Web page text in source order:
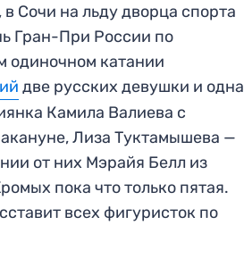
в Сочи на льду дворца спорта
Гран-При России по
одиночном катании
две русских девушки и одна
Камила Валиева с
Лиза Туктамышева —
от них Мэрайя Белл из
пока что только пятая.
всех фигуристок по